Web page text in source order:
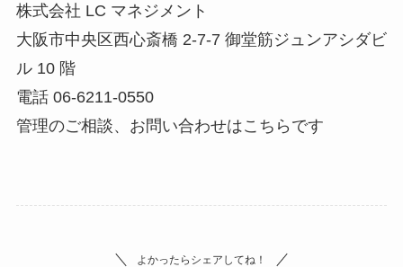
株式会社 LC マネジメント
大阪市中央区西心斎橋 2-7-7 御堂筋ジュンアシダビ
ル 10 階
電話 06-6211-0550
管理のご相談、お問い合わせはこちらです
よかったらシェアしてね！